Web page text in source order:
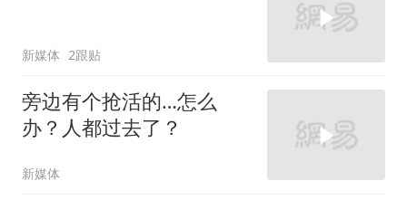
新媒体 2跟贴
旁边有个抢活的…怎么
办？人都过去了？
新媒体